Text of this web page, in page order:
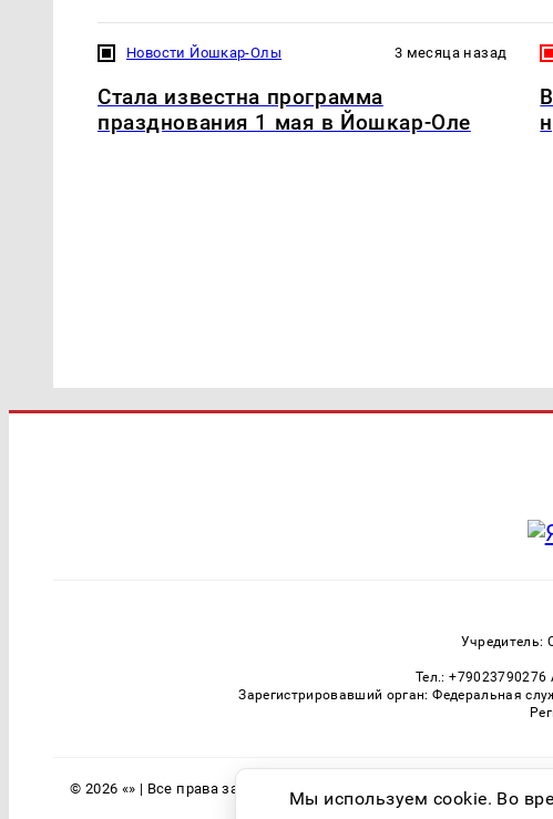
Новости Йошкар-Олы 3 месяца назад
Стала известна программа
празднования 1 мая в Йошкар-Оле
Учредитель:
Тел.:
Зарегистрировавший орган: Федеральная
© 2026 «» | Все права защищеныМы используем cookie. Во